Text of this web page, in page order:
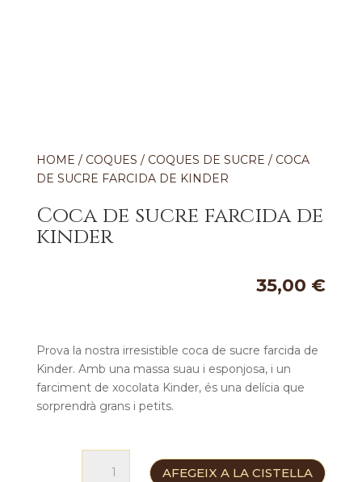
HOME / COQUES / COQUES DE SUCRE / COCA
DE SUCRE FARCIDA DE KINDER
Coca de sucre farcida de
kinder
35,00 €
Prova la nostra irresistible coca de sucre farcida de
Kinder. Amb una massa suau i esponjosa, i un
farciment de xocolata Kinder, és una delícia que
sorprendrà grans i petits.
AFEGEIX A LA CISTELLA